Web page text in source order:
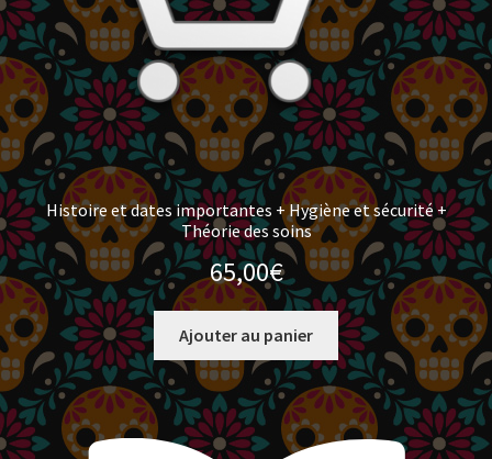
Histoire et dates importantes + Hygiène et sécurité +
Théorie des soins
65,00€
Ajouter au panier